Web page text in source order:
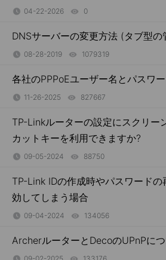
04-22-2026 0
DNSサーバーの変更方法 (タブ型
08-28-2019 1079319
各社のPPPoEユーザー名とパスワ
11-26-2025 827667
TP-Linkルーターの設定にスクリー
カットキーを利用できますか?
09-05-2024 88750
TP-Link IDの作成時やパスワード
効してしまう場合
09-04-2024 134056
ArcherルーターとDecoのUPnPに